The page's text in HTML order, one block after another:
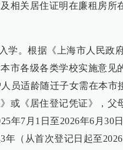
相关居住证明在廉租房所
学。根据《上海市人民政
市各级各类学校实施意见
员适龄随迁子女需在本
或《居住登记凭证》，父
年7月1日至2026年6月30
年（从首次登记日起至